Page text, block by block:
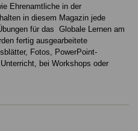
Ehrenamtliche in der
in diesem Magazin jede
für das Globale Lernen am
fertig ausgearbeitete
Fotos, PowerPoint-
bei Workshops oder